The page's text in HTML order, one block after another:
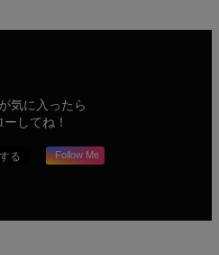
気に入ったら
ーしてね！
Follow Me